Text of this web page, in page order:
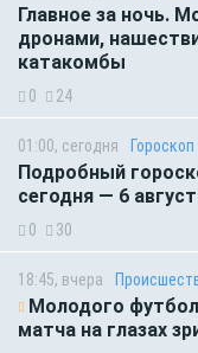
Главное за ночь.
дронами,
катакомбы
0 24
01:00, сегодня Гороскоп
Подробный
сегодня — 6
0 30
18:45, вчера
Молодого
матча на глазах